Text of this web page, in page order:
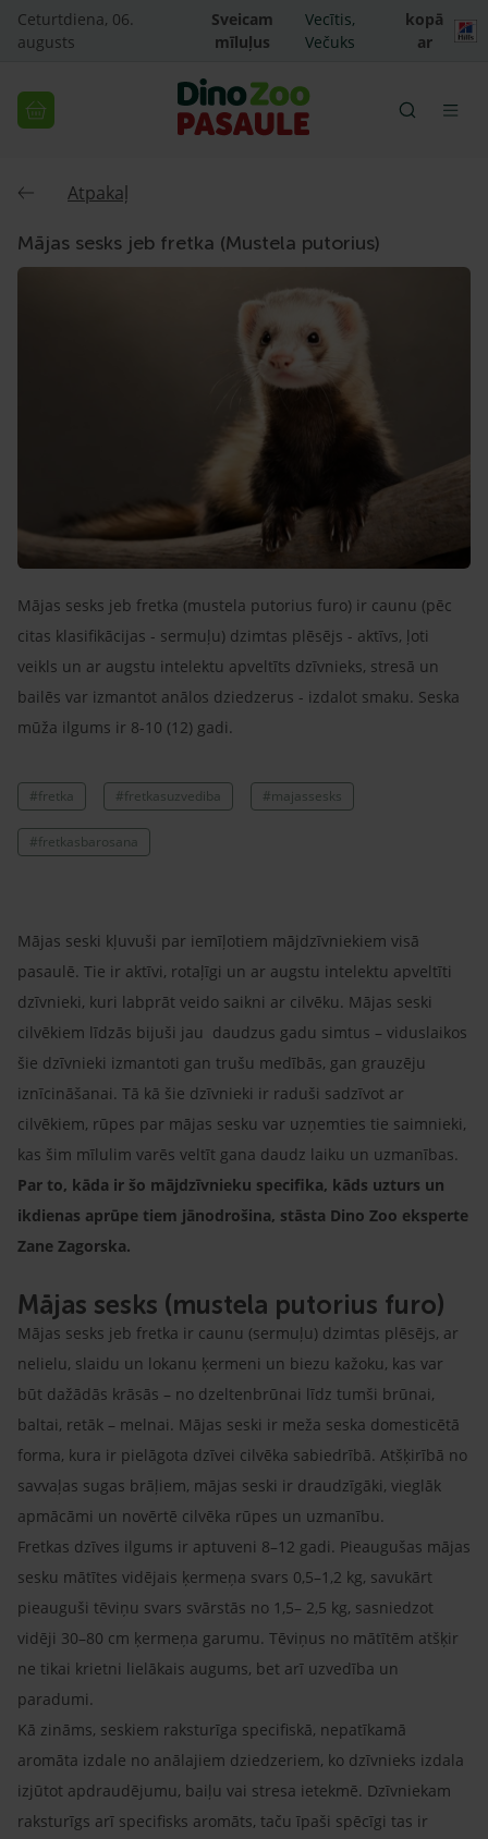
Ceturtdiena, 06.
augusts
Sveicam
mīluļus
Vecītis,
Večuks
kopā
ar
Atpakaļ
Mājas sesks jeb fretka (Mustela putorius)
Mājas sesks jeb fretka (mustela putorius furo) ir caunu (pēc
citas klasifikācijas - sermuļu) dzimtas plēsējs - aktīvs, ļoti
veikls un ar augstu intelektu apveltīts dzīvnieks, stresā un
bailēs var izmantot anālos dziedzerus - izdalot smaku. Seska
mūža ilgums ir 8-10 (12) gadi.
#fretka #fretkasuzvediba #majassesks
#fretkasbarosana
Mājas seski kļuvuši par iemīļotiem mājdzīvniekiem visā
pasaulē. Tie ir aktīvi, rotaļīgi un ar augstu intelektu apveltīti
dzīvnieki, kuri labprāt veido saikni ar cilvēku. Mājas seski
cilvēkiem līdzās bijuši jau daudzus gadu simtus – viduslaikos
šie dzīvnieki izmantoti gan trušu medībās, gan grauzēju
iznīcināšanai. Tā kā šie dzīvnieki ir raduši sadzīvot ar
cilvēkiem, rūpes par mājas sesku var uzņemties tie saimnieki,
kas šim mīlulim varēs veltīt gana daudz laiku un uzmanības.
Par to, kāda ir šo mājdzīvnieku specifika, kāds uzturs un
ikdienas aprūpe tiem jānodrošina, stāsta Dino Zoo eksperte
Zane Zagorska.
Mājas sesks (mustela putorius furo)
Mājas sesks jeb fretka ir caunu (sermuļu) dzimtas plēsējs, ar
nelielu, slaidu un lokanu ķermeni un biezu kažoku, kas var
būt dažādās krāsās – no dzeltenbrūnai līdz tumši brūnai,
baltai, retāk – melnai. Mājas seski ir meža seska domesticētā
forma, kura ir pielāgota dzīvei cilvēka sabiedrībā. Atšķirībā no
savvaļas sugas brāļiem, mājas seski ir draudzīgāki, vieglāk
apmācāmi un novērtē cilvēka rūpes un uzmanību.
Fretkas dzīves ilgums ir aptuveni 8–12 gadi. Pieaugušas mājas
sesku mātītes vidējais ķermeņa svars 0,5–1,2 kg, savukārt
pieauguši tēviņu svars svārstās no 1,5– 2,5 kg, sasniedzot
vidēji 30–80 cm ķermeņa garumu. Tēviņus no mātītēm atšķir
ne tikai krietni lielākais augums, bet arī uzvedība un
paradumi.
Kā zināms, seskiem raksturīga specifiskā, nepatīkamā
aromāta izdale no anālajiem dziedzeriem, ko dzīvnieks izdala
izjūtot apdraudējumu, baiļu vai stresa ietekmē. Dzīvniekam
raksturīgs arī specifisks aromāts, taču īpaši spēcīgi tas ir